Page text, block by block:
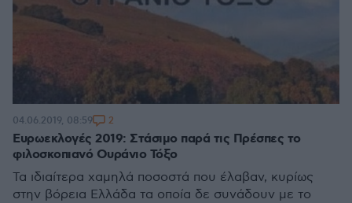
Ευρωεκλογές 2019: Στάσιμο παρά τις Πρέσπες το
φιλοσκοπιανό Ουράνιο Τόξο
Τα ιδιαίτερα χαμηλά ποσοστά που έλαβαν, κυρίως
στην βόρεια Ελλάδα τα οποία δε συνάδουν με το
04.06.2019, 08:59 2